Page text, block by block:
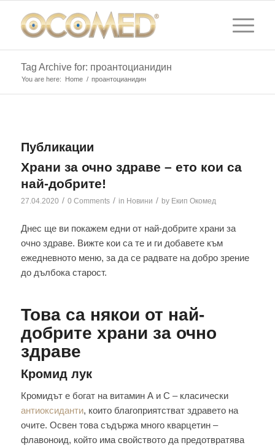
Tag Archive for: проантоцианидин
You are here: Home / проантоцианидин
Публикации
Храни за очно здраве – ето кои са
най-добрите!
27.04.2020 / 0 Comments / in Новини / by Екип Окомед
Днес ще ви покажем едни от най-добрите храни за
очно здраве. Вижте кои са те и ги добавете към
ежедневното меню, за да се радвате на добро зрение
до дълбока старост.
Това са някои от най-
добрите храни за очно
здраве
Кромид лук
Кромидът е богат на витамин А и C – класически
антиоксиданти, които благоприятстват здравето на
очите. Освен това съдържа много кварцетин –
флавоноид, който има свойството да предотвратява